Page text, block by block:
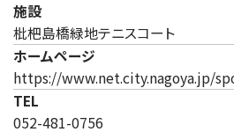
施設
枇杷島橋緑地テニスコート
ホームページ
https://www.net.city.nagoya.jp/
TEL
052-481-0756